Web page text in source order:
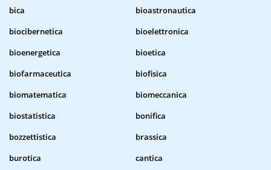
bica
bioastronautica
biocibernetica
bioelettronica
bioenergetica
bioetica
biofarmaceutica
biofisica
biomatematica
biomeccanica
biostatistica
bonifica
bozzettistica
brassica
burotica
cantica